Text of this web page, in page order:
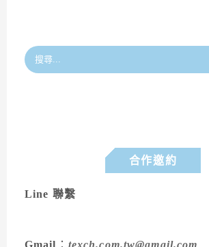
合作邀約
Line 聯繫
Gmail ： texch.com.tw@gmail.com